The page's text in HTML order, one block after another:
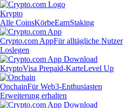
Krypto
Alle CoinsKörbeEarnStaking
Crypto.com AppFür alltägliche Nutzer
Loslegen
KryptoVisa Prepaid-KarteLevel Up
OnchainFür Web3-Enthusiasten
Erweiterung erhalten